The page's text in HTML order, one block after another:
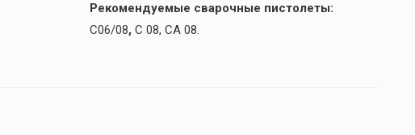
Рекомендуемые сварочные пистолеты:
C06/08, C 08, CA 08.